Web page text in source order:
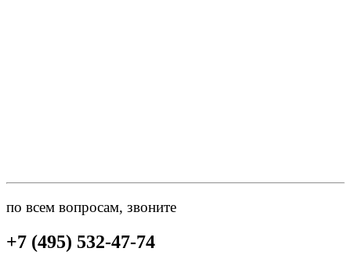
по всем вопросам, звоните
+7 (495) 532-47-74